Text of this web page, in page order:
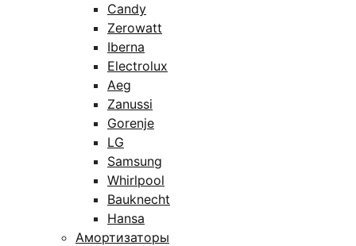
Candy
Zerowatt
Iberna
Electrolux
Aeg
Zanussi
Gorenje
LG
Samsung
Whirlpool
Bauknecht
Hansa
Амортизаторы